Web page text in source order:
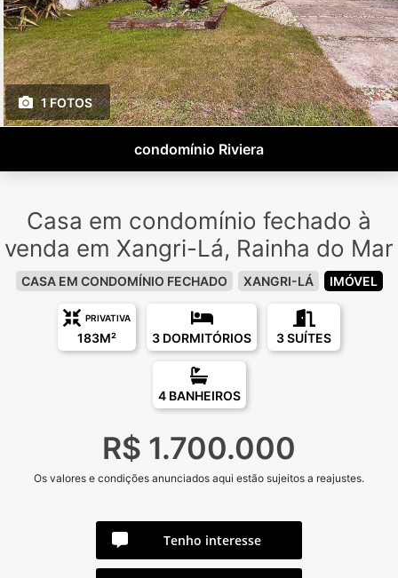
1 FOTOS
condomínio Riviera
Casa em condomínio fechado à
venda em Xangri-Lá, Rainha do Mar
CASA EM CONDOMÍNIO FECHADO XANGRI-LÁ IMÓVEL
PRIVATIVA
183M² 3 DORMITÓRIOS 3 SUÍTES
4 BANHEIROS
R$ 1.700.000
Os valores e condições anunciados aqui estão sujeitos a reajustes.
Tenho interesse